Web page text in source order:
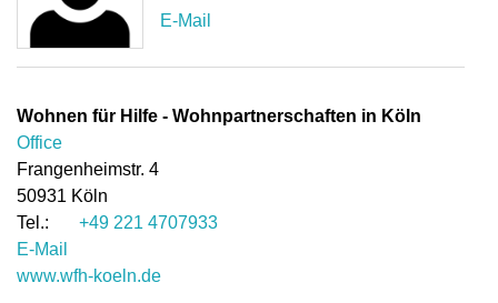
Wohnen für Hilfe - Wohnpartnerschaften in Köln
Office
Frangenheimstr. 4
50931 Köln
+49 221 4707933
E-Mail
www.wfh-koeln.de